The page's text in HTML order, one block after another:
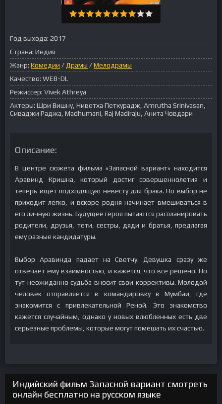
Год выхода: 2017
Страна: Индия
Жанр: Комедии / Драмы /Мелодрамы
Качество: WEB-DL
Режиссер: Vivek Athreya
Актеры: Шри Вишну, Ниветха Петхурадж, Amrutha Srinivasan,
Сиваджи Раджа, Madhumani, Raj Madiraju, Анита Човдари
Описание:
В центре сюжета фильма «Запасной вариант» находится
Аравинд Кришна, который достиг совершеннолетия и
теперь ищет подходящую невесту для брака. Но выбор не
приходит легко, и вскоре родня начинает вмешиваться в
его личную жизнь. Будущее героя пытаются распланировать
родители, друзья, тети, сестры, дяди и братья, предлагая
ему разные кандидатуры.
Выбор Аравинда падает на Светчу. Девушка сразу же
отвечает ему взаимностью, и кажется, что все решено. Но
тут неожиданно судьба вносит свои коррективы. Молодой
человек отправляется в командировку в Мумбаи, где
знакомится с привлекательной Реной. Это знакомство
кажется случайным, однако у новых влюбленных есть две
серьезные проблемы, которые могут помешать их счастью.
Индийский фильм Запасной вариант смотреть
онлайн бесплатно на русском языке